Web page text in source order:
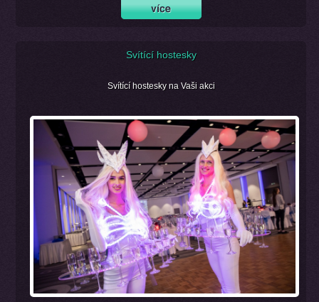
Svítící hostesky
Svítící hostesky na Vaši akci